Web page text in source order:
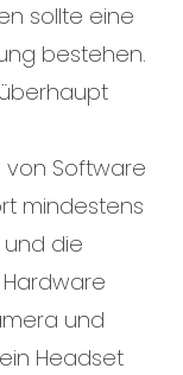
sollte eine
bestehen.
von Software
mindestens
die
Hardware
und
Headset